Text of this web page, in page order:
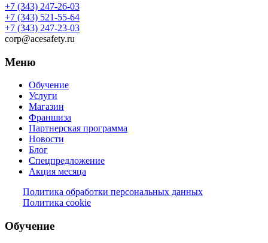
+7 (343) 247-26-03
+7 (343) 521-55-64
+7 (343) 247-23-03
corp@acesafety.ru
Меню
Обучение
Услуги
Магазин
Франшиза
Партнерская программа
Новости
Блог
Спецпредложение
Акция месяца
Политика обработки персональных данных
Политика cookie
Обучение